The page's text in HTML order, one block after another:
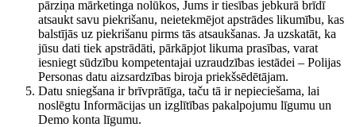
pārziņa mārketinga nolūkos, Jums ir tiesības jebkurā brīdī
atsaukt savu piekrišanu, neietekmējot apstrādes likumību, kas
balstījās uz piekrišanu pirms tās atsaukšanas. Ja uzskatāt, ka
jūsu dati tiek apstrādāti, pārkāpjot likuma prasības, varat
iesniegt sūdzību kompetentajai uzraudzības iestādei – Polijas
Personas datu aizsardzības biroja priekšsēdētājam.
Datu sniegšana ir brīvprātīga, taču tā ir nepieciešama, lai
noslēgtu Informācijas un izglītības pakalpojumu līgumu un
Demo konta līgumu.